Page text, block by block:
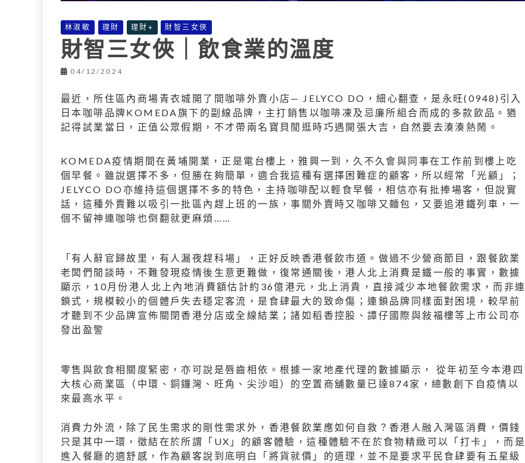
林淑敏 理財 理財+ 財智三女俠
財智三女俠｜飲食業的溫度
04/12/2024
最近，所住區內商場青衣城開了間咖啡外賣小店— JELYCO DO，細心翻查，是永旺(0948)引入
日本咖啡品牌KOMEDA旗下的副線品牌，主打銷售以咖啡凍及忌廉所組合而成的多款飲品。猶
記得試業當日，正值公眾假期，不才帶兩名寶貝閒逛時巧遇開張大吉，自然要去湊湊熱鬧。
KOMEDA疫情期間在黃埔開業，正是電台樓上，雅興一到，久不久會與同事在工作前到樓上吃
個早餐。雖說選擇不多，但勝在夠簡單，適合我這種有選擇困難症的顧客，所以經常「光顧」；
JELYCO DO亦維持這個選擇不多的特色，主持咖啡配以輕食早餐，相信亦有批捧場客，但說實
話，這種外賣難以吸引一批區內趕上班的一族，事關外賣時又咖啡又麵包，又要追港鐵列車，一
個不留神連咖啡也倒翻就更麻煩……
「有人辭官歸故里，有人漏夜趕科場」，正好反映香港餐飲市道。做過不少營商節目，跟餐飲業
老闆們閒談時，不難發現疫情後生意更難做，復常通關後，港人北上消費是鐵一般的事實，數據
顯示，10月份港人北上內地消費額估計約36億港元，北上消貴，直接減少本地餐飲需求，而非連
鎖式，規模較小的個體戶失去穩定客流，是食肆最大的致命傷；連鎖品牌同樣面對困境，較早前
才聽到不少品牌宣佈關閉香港分店或全線結業；諸如稻香控股、譚仔國際與敍福樓等上市公司亦
發出盈警
零售與飲食相關度緊密，亦可說是唇齒相依。根據一家地產代理的數據顯示， 從年初至今本港四
大核心商業區（中環、銅鑼灣、旺角、尖沙咀）的空置商舖數量已達874家，總數創下自疫情以
來最高水平。
消費力外流，除了民生需求的剛性需求外，香港餐飲業應如何自救？香港人融入灣區消費，價錢
只是其中一環，徵結在於所謂「UX」的顧客體驗，這種體驗不在於食物精緻可以「打卡」，而是
進入餐廳的適舒感，作為顧客說到底明白「將貨就價」的道理，並不是要求平民食肆要有五星級